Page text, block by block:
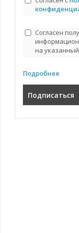
Согласен
на
Подробнее